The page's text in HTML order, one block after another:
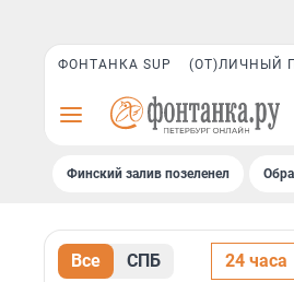
ФОНТАНКА SUP (ОТ)ЛИЧНЫЙ
Финский залив позеленел
Все СПБ 24 часа